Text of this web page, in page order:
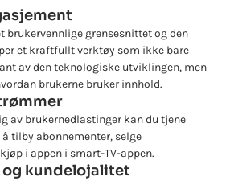
brukervennlige grensesnittet og den
et kraftfullt verktøy som ikke bare
av den teknologiske utviklingen, men
brukerne bruker innhold.
av brukernedlastinger kan du tjene
tilby abonnementer, selge
i appen i smart-TV-appen.
kundelojalitet